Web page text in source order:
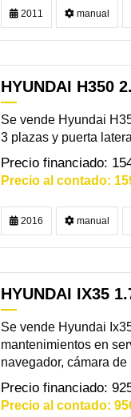
2011 manual
HYUNDAI H350
Se vende Hyundai
3 plazas y puerta
2016 manual
HYUNDAI IX35
Se vende Hyundai
mantenimientos en
navegador, cámara de